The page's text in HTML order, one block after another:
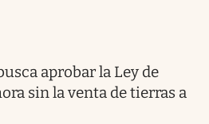
aprobar la Ley de
sin la venta de tierras a